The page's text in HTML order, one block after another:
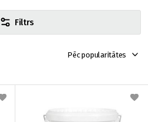
Filtrs
Pēc popularitātes